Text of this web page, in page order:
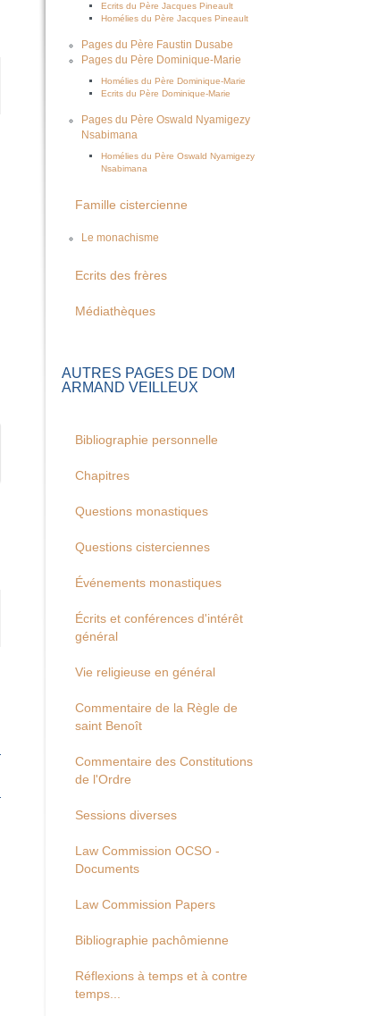
Ecrits du Père Jacques Pineault
Homélies du Père Jacques Pineault
Pages du Père Faustin Dusabe
Pages du Père Dominique-Marie
Homélies du Père Dominique-Marie
Ecrits du Père Dominique-Marie
Pages du Père Oswald Nyamigezy
Nsabimana
Homélies du Père Oswald Nyamigezy
Nsabimana
Famille cistercienne
Le monachisme
Ecrits des frères
Médiathèques
AUTRES PAGES DE DOM
ARMAND VEILLEUX
Bibliographie personnelle
Chapitres
Questions monastiques
Questions cisterciennes
Événements monastiques
Écrits et conférences d'intérêt
général
Vie religieuse en général
Commentaire de la Règle de
saint Benoît
Commentaire des Constitutions
de l'Ordre
Sessions diverses
Law Commission OCSO -
Documents
Law Commission Papers
Bibliographie pachômienne
Réflexions à temps et à contre
temps...